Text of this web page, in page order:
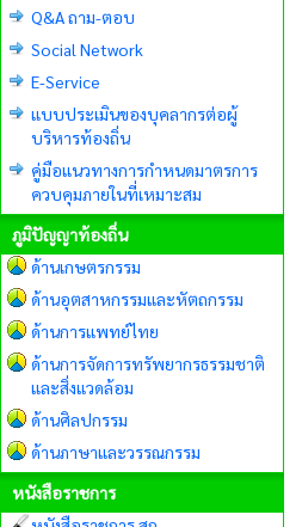
Q&A ถาม-ตอบ
Social Network
E-Service
แบบประเมินของบุคลากรต่อผู้
บริหารท้องถิ่น
คู่มือแนวทางการกำหนดมาตรการ
ควบคุมภายในที่เหมาะสม
ภูมิปัญญาท้องถิ่น
ด้านเกษตรกรรม
ด้านอุตสาหกรรมและหัตถกรรม
ด้านการแพทย์ไทย
ด้านการจัดการทรัพยากรธรรมชาติ
และสิ่งแวดล้อม
ด้านศิลปกรรม
ด้านภาษาและวรรณกรรม
หนังสือราชการ